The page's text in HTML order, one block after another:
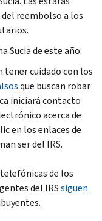
reembolso a los
Sucia de este año:
tener cuidado con los
que buscan robar
iniciará contacto
acerca de
en los enlaces de
ser del IRS.
de los
del IRSsiguen